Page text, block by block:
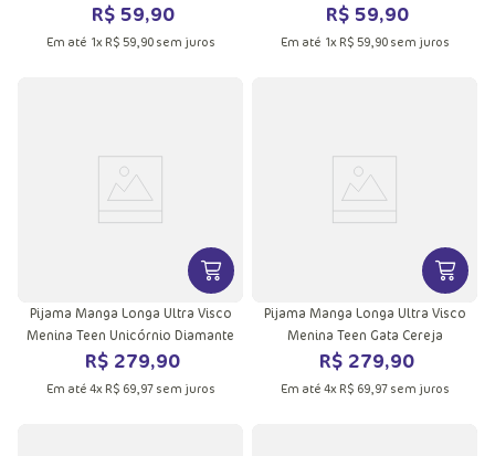
R$ 59,90
Em até 1x R$ 59,90sem juros
R$ 59,90
Em até 1x R$ 59,90sem juros
VER MAIS INFORMAÇÕES DO
Pijama Manga Longa Ultra Visco
Menina Teen Unicórnio Diamante
R$ 279,90
Em até 4x R$ 69,97sem juros
VER
Pijama Manga Longa Ultra Visco
Menina Teen Gata Cereja
R$ 279,90
Em até 4x R$ 69,97sem juros